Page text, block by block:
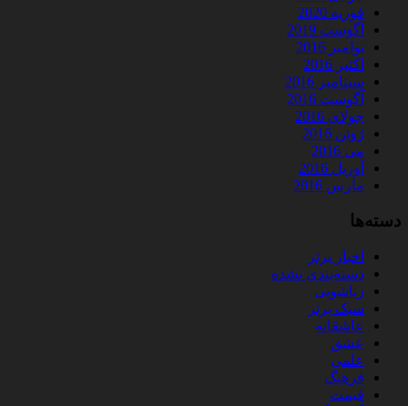
فوریه 2020
آگوست 2019
نوامبر 2016
اکتبر 2016
سپتامبر 2016
آگوست 2016
جولای 2016
ژوئن 2016
می 2016
آوریل 2016
مارس 2016
دسته‌ها
اخبار برتر
دسته‌بندی نشده
زناشویی
سبک برتر
عاشقانه
عشق
علمی
فرهنگ
قیمت